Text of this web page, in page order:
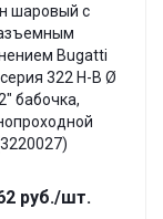
шаровый с
Bugatti
322 Н-В Ø
бабочка,
руб./шт.